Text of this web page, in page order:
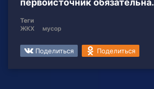
первоисточник обязательна.
Теги
ЖКХ
мусор
Поделиться Поделиться